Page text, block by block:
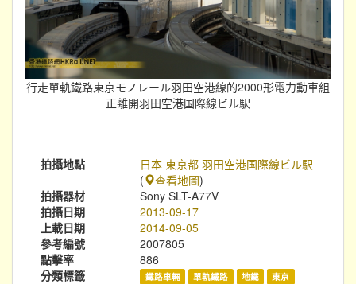
行走單軌鐵路東京モノレール羽田空港線的2000形電力動車組
正離開羽田空港国際線ビル駅
拍攝地點
日本 東京都 羽田空港国際線ビル駅
(
查看地圖)
拍攝器材
Sony SLT-A77V
拍攝日期
2013-09-17
上載日期
2014-09-05
參考編號
2007805
點擊率
886
分類標籤
鐵路車輛 單軌鐵路 地鐵
東京